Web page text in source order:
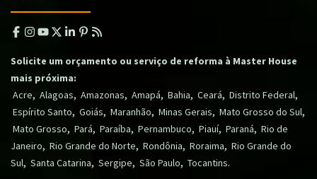
Solicite um orçamento ou serviço de reforma à Master House
mais próxima:
Acre, Alagoas, Amazonas, Amapá, Bahia, Ceará, Distrito Federal,
Espírito Santo, Goiás, Maranhão, Minas Gerais, Mato Grosso do Sul,
Mato Grosso, Pará, Paraíba, Pernambuco, Piauí, Paraná, Rio de
Janeiro, Rio Grande do Norte, Rondônia, Roraima, Rio Grande do
Sul, Santa Catarina, Sergipe, São Paulo, Tocantins.